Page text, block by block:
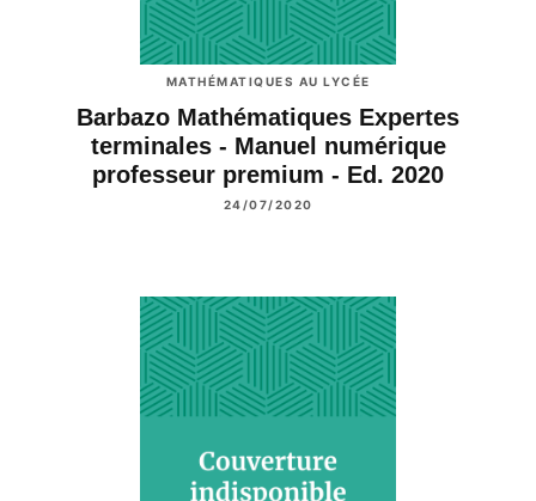
MATHÉMATIQUES AU LYCÉE
Barbazo Mathématiques Expertes
terminales - Manuel numérique
professeur premium - Ed. 2020
24/07/2020